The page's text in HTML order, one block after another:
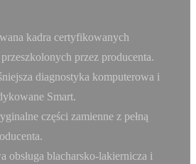
kadra certyfikowanych
przez producenta.
diagnostyka komputerowa i
Smart.
części zamienne z pełną
obsługa blacharsko-lakiernicza i